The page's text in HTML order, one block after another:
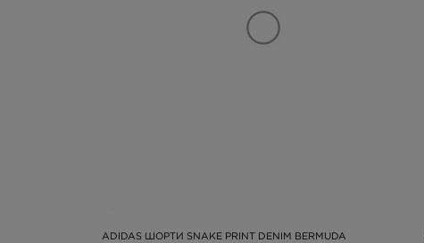
ADIDAS ШОРТИ SNAKE PRINT DENIM BERMUDA